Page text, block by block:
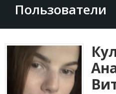
Пользователи